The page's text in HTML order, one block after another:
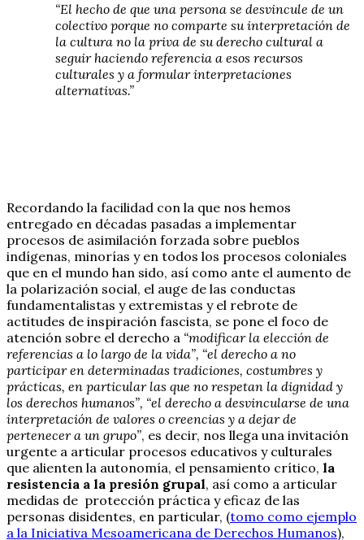
“El hecho de que una persona se desvincule de un
colectivo porque no comparte su interpretación de
la cultura no la priva de su derecho cultural a
seguir haciendo referencia a esos recursos
culturales y a formular interpretaciones
alternativas.”
Recordando la facilidad con la que nos hemos
entregado en décadas pasadas a implementar
procesos de asimilación forzada sobre pueblos
indígenas, minorías y en todos los procesos coloniales
que en el mundo han sido, así como ante el aumento de
la polarización social, el auge de las conductas
fundamentalistas y extremistas y el rebrote de
actitudes de inspiración fascista, se pone el foco de
atención sobre el derecho a “modificar la elección de
referencias a lo largo de la vida”, “el derecho a no
participar en determinadas tradiciones, costumbres y
prácticas, en particular las que no respetan la dignidad y
los derechos humanos”, “el derecho a desvincularse de una
interpretación de valores o creencias y a dejar de
pertenecer a un grupo”, es decir, nos llega una invitación
urgente a articular procesos educativos y culturales
que alienten la autonomía, el pensamiento crítico, la
resistencia a la presión grupal, así como a articular
medidas de protección práctica y eficaz de las
personas disidentes, en particular, (tomo como ejemplo
a la Iniciativa Mesoamericana de Derechos Humanos),